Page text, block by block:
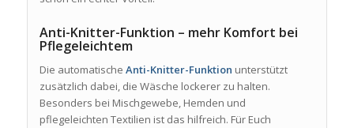
Anti-Knitter-Funktion – mehr Komfort bei
Pflegeleichtem
Die automatische Anti-Knitter-Funktion unterstützt
zusätzlich dabei, die Wäsche lockerer zu halten.
Besonders bei Mischgewebe, Hemden und
pflegeleichten Textilien ist das hilfreich. Für Euch